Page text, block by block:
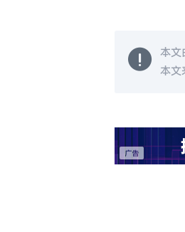
本文
本文